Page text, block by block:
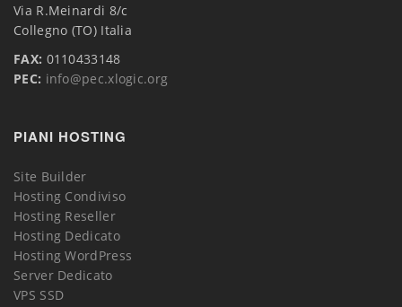
Via R.Meinardi 8/c
Collegno (TO) Italia
FAX: 0110433148
PEC: info@pec.xlogic.org
PIANI HOSTING
Site Builder
Hosting Condiviso
Hosting Reseller
Hosting Dedicato
Hosting WordPress
Server Dedicato
VPS SSD